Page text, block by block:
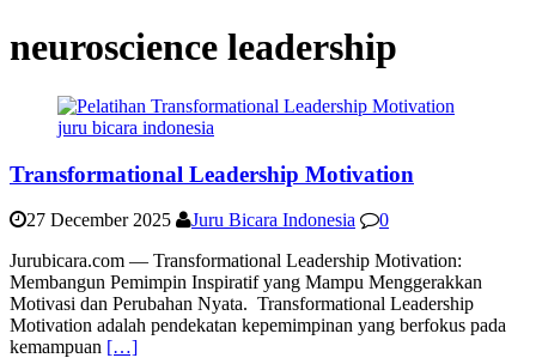
neuroscience leadership
Transformational Leadership Motivation
27 December 2025 Juru Bicara Indonesia
0
Jurubicara.com — Transformational Leadership Motivation:
Membangun Pemimpin Inspiratif yang Mampu Menggerakkan
Motivasi dan Perubahan Nyata. Transformational Leadership
Motivation adalah pendekatan kepemimpinan yang berfokus pada
kemampuan […]